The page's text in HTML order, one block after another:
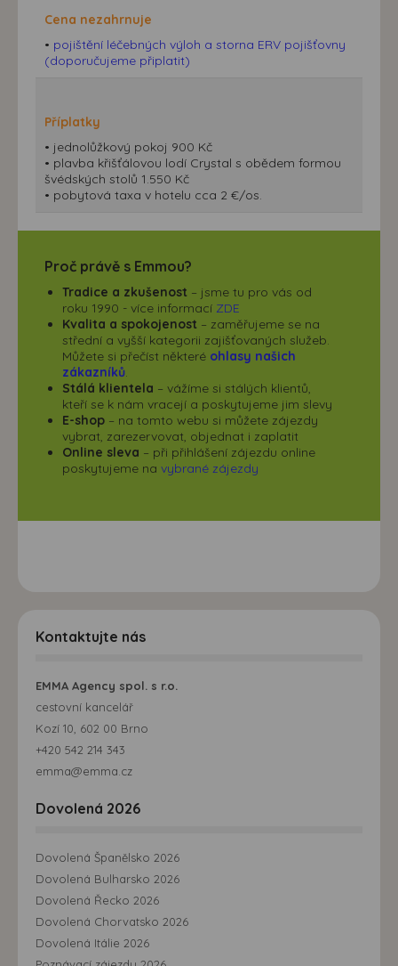
Cena nezahrnuje
• pojištění léčebných výloh a storna ERV pojišťovny
(doporučujeme připlatit)
Příplatky
• jednolůžkový pokoj 900 Kč
• plavba křišťálovou lodí Crystal s obědem formou
švédských stolů 1.550 Kč
• pobytová taxa v hotelu cca 2 €/os.
Proč právě s Emmou?
Tradice a zkušenost – jsme tu pro vás od
roku 1990 - více informací ZDE
Kvalita a spokojenost – zaměřujeme se na
střední a vyšší kategorii zajišťovaných služeb.
Můžete si přečíst některé ohlasy našich
zákazníků
Stálá klientela – vážíme si stálých klientů,
kteří se k nám vracejí a poskytujeme jim slevy
E-shop – na tomto webu si můžete zájezdy
vybrat, zarezervovat, objednat i zaplatit
Online sleva – při přihlášení zájezdu online
poskytujeme na vybrané zájezdy
Kontaktujte nás
EMMA Agency spol. s r.o.
cestovní kancelář
Kozí 10, 602 00 Brno
+420 542 214 343
emma@emma.cz
Dovolená 2026
Dovolená Španělsko 2026
Dovolená Bulharsko 2026
Dovolená Řecko 2026
Dovolená Chorvatsko 2026
Dovolená Itálie 2026